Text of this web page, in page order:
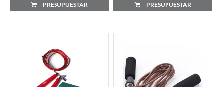
PRESUPUESTAR PRESUPUESTAR